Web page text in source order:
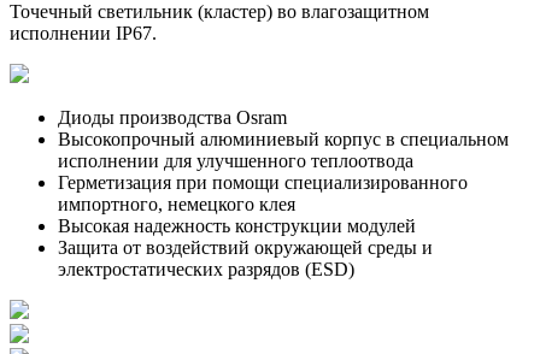
Точечный светильник (кластер) во влагозащитном
исполнении IP67.
Диоды производства Osram
Высокопрочный алюминиевый корпус в специальном
исполнении для улучшенного теплоотвода
Герметизация при помощи специализированного
импортного, немецкого клея
Высокая надежность конструкции модулей
Защита от воздействий окружающей среды и
электростатических разрядов (ESD)